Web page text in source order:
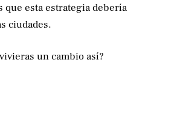
que esta estrategia debería
ciudades.
un cambio así?